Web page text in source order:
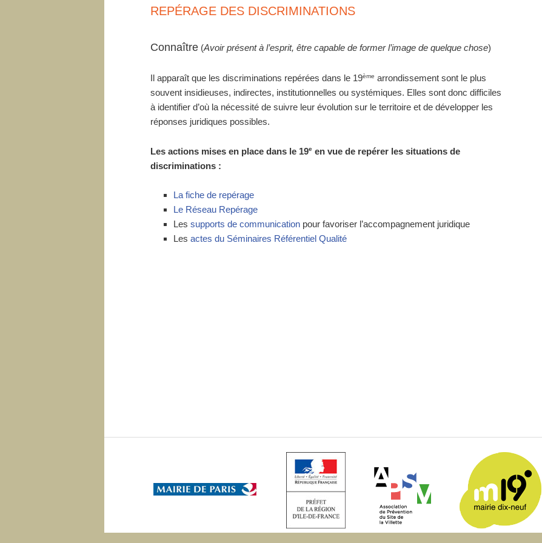
REPÉRAGE DES DISCRIMINATIONS
Connaître (Avoir présent à l’esprit, être capable de former l’image de quelque chose)
Il apparaît que les discriminations repérées dans le 19ème arrondissement sont le plus
souvent insidieuses, indirectes, institutionnelles ou systémiques. Elles sont donc difficiles
à identifier d’où la nécessité de suivre leur évolution sur le territoire et de développer les
réponses juridiques possibles.
Les actions mises en place dans le 19e en vue de repérer les situations de
discriminations :
La fiche de repérage
Le Réseau Repérage
Les supports de communicationpour favoriser l’accompagnement juridique
Les actes du Séminaires Référentiel Qualité